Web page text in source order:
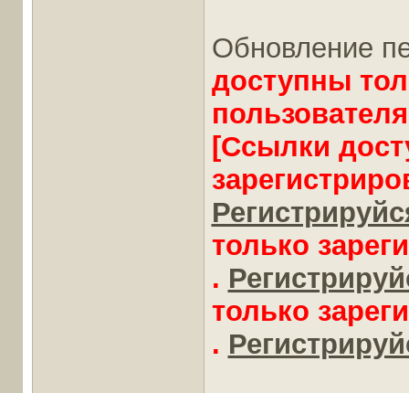
Обновление
доступны
[Ссылки
только
.
только
.